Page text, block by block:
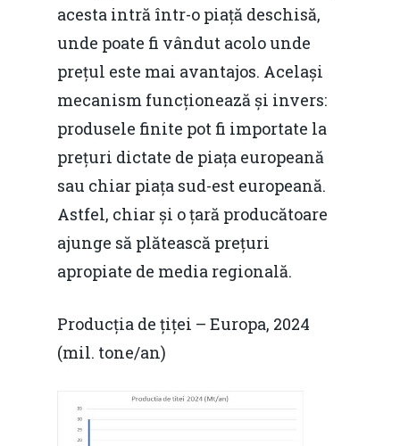
acesta intră într-o piață deschisă,
unde poate fi vândut acolo unde
prețul este mai avantajos. Același
mecanism funcționează și invers:
produsele finite pot fi importate la
prețuri dictate de piața europeană
sau chiar piața sud-est europeană.
Astfel, chiar și o țară producătoare
ajunge să plătească prețuri
apropiate de media regională.
Producția de țiței – Europa, 2024
(mil. tone/an)